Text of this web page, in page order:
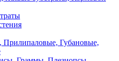
Прилипаловые, Губановые,